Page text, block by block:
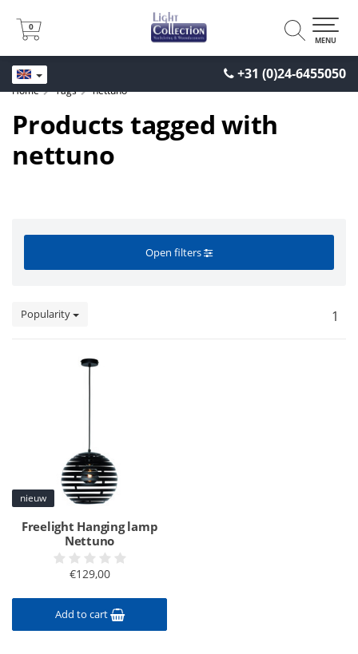
+31 (0)24-6455050
0
0
MENU
Home Tags nettuno
Products tagged with
nettuno
Open filters
Popularity 1
nieuw
Freelight Hanging lamp
Nettuno
€129,00
Add to cart